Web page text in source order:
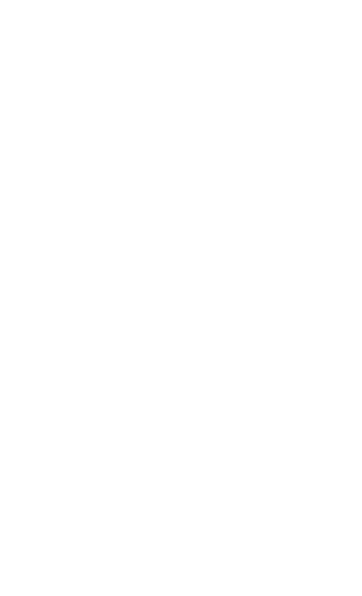
ようお願いしま
にご登録され
とをご了承くだ
はありません。
品に未対応品が
年1月12日よ
ない年数を意
、取り引きをい
ムロン制御